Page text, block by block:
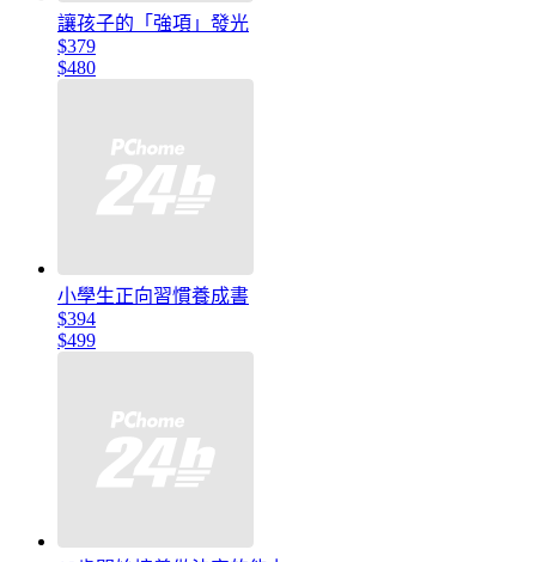
讓孩子的「強項」發光
$379
$480
小學生正向習慣養成書
$394
$499